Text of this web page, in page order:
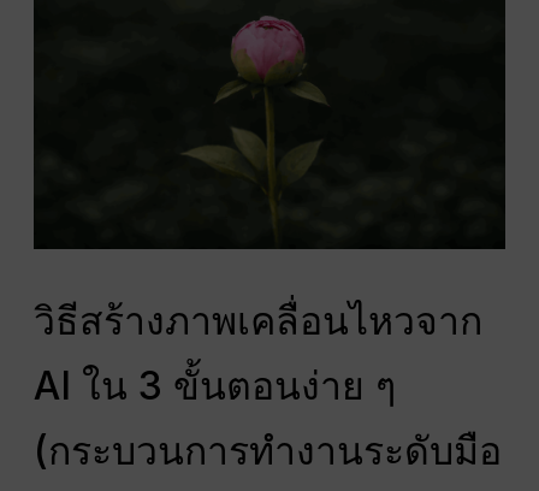
วิธีสร้างภาพเคลื่อนไหวจาก
AI ใน 3 ขั้นตอนง่าย ๆ
(กระบวนการทำงานระดับมือ